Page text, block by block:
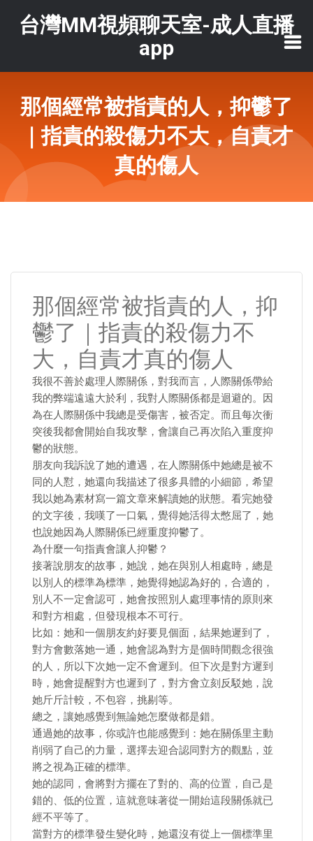
台灣MM視頻聊天室-成人直播
app
那個經常被指責的人，抑鬱了
｜指責的殺傷力不大，自責才
真的傷人
那個經常被指責的人，抑
鬱了｜指責的殺傷力不
大，自責才真的傷人
我很不善於處理人際關係，對我而言，人際關係帶給
我的弊端遠遠大於利，我對人際關係都是迴避的。因
為在人際關係中我總是受傷害，被否定。而且每次衝
突後我都會開始自我攻擊，會讓自己再次陷入重度抑
鬱的狀態。
朋友向我訴說了她的遭遇，在人際關係中她總是被不
同的人懟，她還向我描述了很多具體的小細節，希望
我以她為素材寫一篇文章來解讀她的狀態。看完她發
的文字後，我嘆了一口氣，覺得她活得太憋屈了，她
也說她因為人際關係已經重度抑鬱了。
為什麼一句指責會讓人抑鬱？
接著說朋友的故事，她說，她在與別人相處時，總是
以別人的標準為標準，她覺得她認為好的，合適的，
別人不一定會認可，她會按照別人處理事情的原則來
和對方相處，但發現根本不可行。
比如：她和一個朋友約好要見個面，結果她遲到了，
對方會數落她一通，她會認為對方是個時間觀念很強
的人，所以下次她一定不會遲到。但下次是對方遲到
時，她會提醒對方也遲到了，對方會立刻反駁她，說
她斤斤計較，不包容，挑剔等。
總之，讓她感覺到無論她怎麼做都是錯。
通過她的故事，你或許也能感覺到：她在關係里主動
削弱了自己的力量，選擇去迎合認同對方的觀點，並
將之視為正確的標準。
她的認同，會將對方擺在了對的、高的位置，自己是
錯的、低的位置，這就意味著從一開始這段關係就已
經不平等了。
當對方的標準發生變化時，她還沒有從上一個標準里